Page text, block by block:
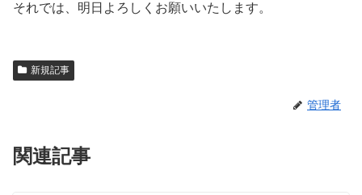
それでは、明日よろしくお願いいたします。
新規記事
管理者
関連記事